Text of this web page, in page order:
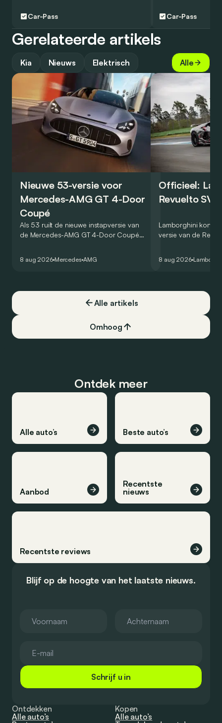
Car-Pass Car-Pass
Gerelateerde artikels
Kia Nieuws Elektrisch Alle
Nieuwe 53-versie voor
Mercedes-AMG GT 4-Door
Coupé
Als 53 ruilt de nieuwe instapversie van
de Mercedes-AMG GT 4-Door Coupé
8 aug 2026 Mercedes AMG
Officieel:
Revuelto SV
Lamborghini
versie van de
een record voor
8 aug 2026
Alle artikels
Omhoog
Ontdek meer
Alle auto’s Beste auto’s
Aanbod
Recentste
nieuws
Recentste reviews
Blijf op de hoogte van het laatste nieuws.
Schrijf u in
Ontdekken
Alle auto’s
Kopen
Alle auto’s